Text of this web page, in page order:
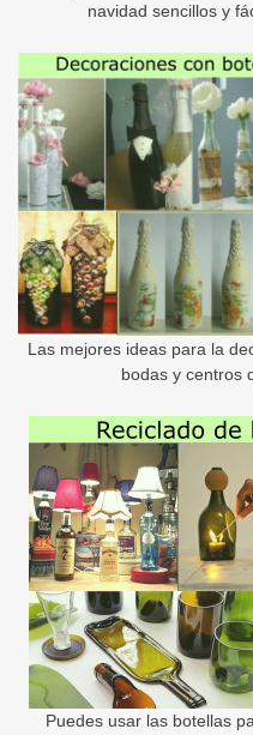
navidad sencillos y
Las mejores ideas para la
bodas y centros
Puedes usar las botellas